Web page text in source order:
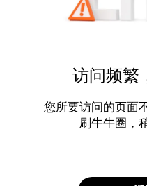
访问频繁
您所要访问的页面
刷牛牛圈，